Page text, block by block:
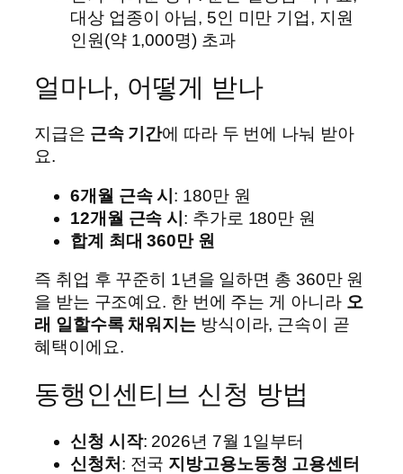
대상 업종이 아님, 5인 미만 기업, 지원
인원(약 1,000명) 초과
얼마나, 어떻게 받나
지급은 근속 기간에 따라 두 번에 나눠 받아
요.
6개월 근속 시 : 180만 원
12개월 근속 시 : 추가로 180만 원
합계 최대 360만 원
즉 취업 후 꾸준히 1년을 일하면 총 360만 원
을 받는 구조예요. 한 번에 주는 게 아니라 오
래 일할수록 채워지는방식이라, 근속이 곧
혜택이에요.
동행인센티브 신청 방법
신청 시작: 2026년 7월 1일부터
신청처 : 전국 지방고용노동청 고용센터